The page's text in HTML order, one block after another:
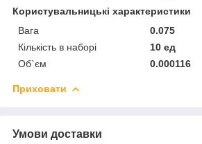
Користувальницькі характеристики
Вага
0.075
Кількість в наборі
10 ед
Об`єм
0.000116
Приховати
Умови доставки